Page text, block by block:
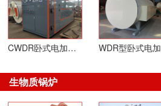
CWDR卧式电加热热水锅炉
生物质锅炉